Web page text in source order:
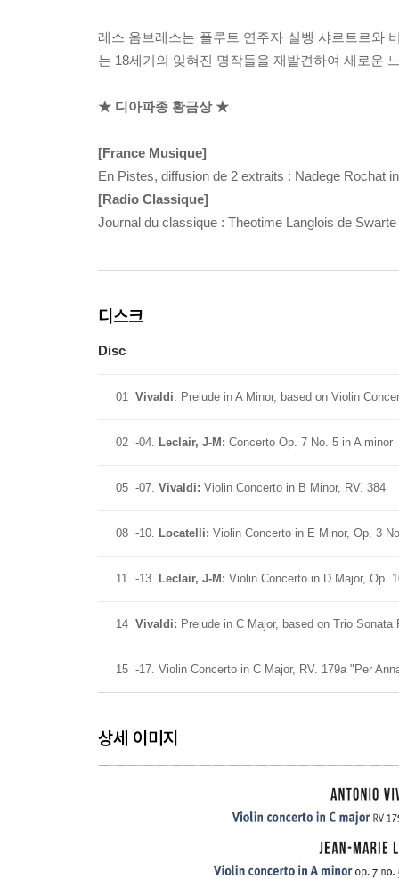
레스 옴브레스는 플루트 연주자 실벵 샤르트르와
는 18세기의 잊혀진 명작들을 재발견하여 새로운
★ 디아파종 황금상 ★
[France Musique]
En Pistes, diffusion de 2 extraits : Nadege Rochat
[Radio Classique]
Journal du classique : Theotime Langlois de
디스크
Disc
01 Vivaldi: Prelude in A Minor, based on Violin
02 -04. Leclair, J-M: Concerto Op. 7 No. 5 in A minor
05 -07. Vivaldi: Violin Concerto in B Minor, RV. 384
08 -10. Locatelli: Violin Concerto in E Minor, Op. 3
11 -13. Leclair, J-M: Violin Concerto in D Major, Op.
14 Vivaldi: Prelude in C Major, based on Trio Sonata
15 -17. Violin Concerto in C Major, RV. 179a "Per
상세 이미지